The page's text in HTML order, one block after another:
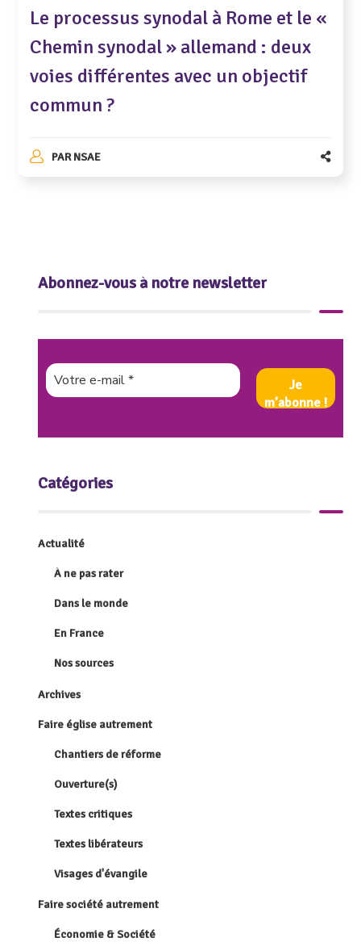
Le processus synodal à Rome et le «
Chemin synodal » allemand : deux
voies différentes avec un objectif
commun ?
PARNSAE
Abonnez-vous à notre newsletter
Catégories
Actualité
À ne pas rater
Dans le monde
En France
Nos sources
Archives
Faire église autrement
Chantiers de réforme
Ouverture(s)
Textes critiques
Textes libérateurs
Visages d'évangile
Faire société autrement
Économie & Société